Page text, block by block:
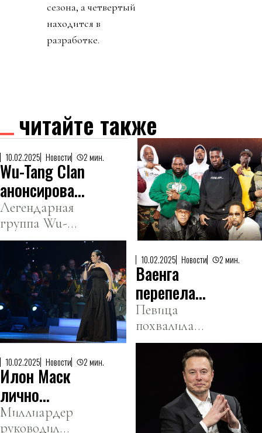
сезона, а четвертый
находится в
разработке.
читайте также
10.02.2025 Новости 2 мин.
Wu-Tang Clan
анонсировали
новый
альбом
Легендарная
группа Wu-
Tang Clan
объявила о
выходе своего
нового альбома
под названием
«Black Samson,
The Bastard
который
выйдет 12
апреля.
10.02.2025 Новости 2 мин.
Ваенга
перепела
песню
про бобра
Певица
похвалила
автора
мемного хита.
10.02.2025 Новости 2 мин.
Илон Маск
лично
курировал
Миллиардер
руководил